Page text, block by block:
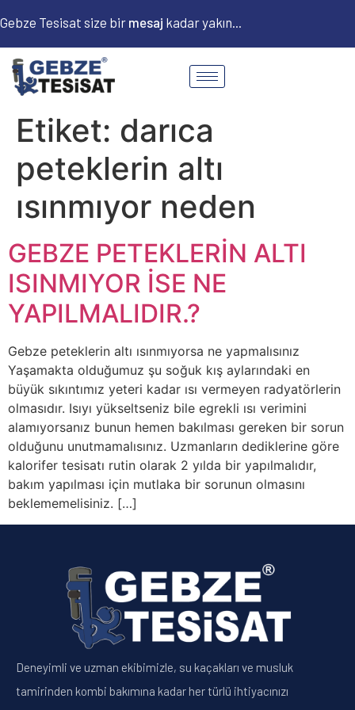
Gebze Tesisat size bir mesaj kadar yakın...
Etiket: darıca
peteklerin altı
ısınmıyor neden
GEBZE PETEKLERİN ALTI
ISINMIYOR İSE NE
YAPILMALIDIR.?
Gebze peteklerin altı ısınmıyorsa ne yapmalısınız
Yaşamakta olduğumuz şu soğuk kış aylarındaki en
büyük sıkıntımız yeteri kadar ısı vermeyen radyatörlerin
olmasıdır. Isıyı yükseltseniz bile egrekli ısı verimini
alamıyorsanız bunun hemen bakılması gereken bir sorun
olduğunu unutmamalısınız. Uzmanların dediklerine göre
kalorifer tesisatı rutin olarak 2 yılda bir yapılmalıdır,
bakım yapılması için mutlaka bir sorunun olmasını
beklememelisiniz. […]
Deneyimli ve uzman ekibimizle, su kaçakları ve musluk
tamirinden kombi bakımına kadar her türlü ihtiyacınızı